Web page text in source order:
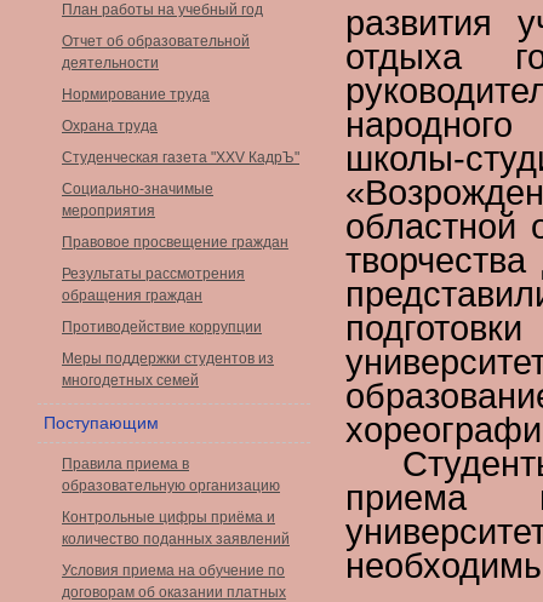
План работы на учебный год
Отчет об образовательной
деятельности
Нормирование труда
Охрана труда
Студенческая газета "XXV КадрЪ"
Социально-значимые
мероприятия
Правовое просвещение граждан
Результаты рассмотрения
обращения граждан
Противодействие коррупции
Меры поддержки студентов из
многодетных семей
Поступающим
Правила приема в
образовательную организацию
Контрольные цифры приёма и
количество поданных заявлений
Условия приема на обучение по
договорам об оказании платных
развития
отдыха
школы-
областной
приема